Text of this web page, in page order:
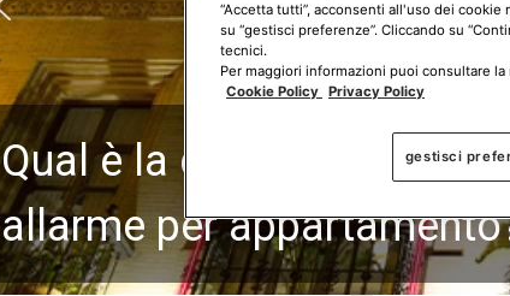
Qual è la differenza tra un
allarme per
“Accetta tutti”, acconsenti all'uso dei
su “gestisci preferenze”. Cliccando su
tecnici.
Per maggiori informazioni puoi consultare
Cookie Policy Privacy Policy
gestisci